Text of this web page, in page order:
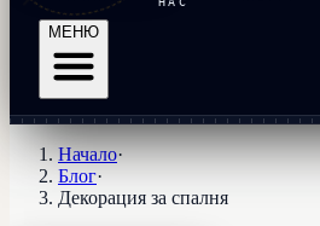
МЕНЮ
Начало·
Блог·
Декорация за спалня